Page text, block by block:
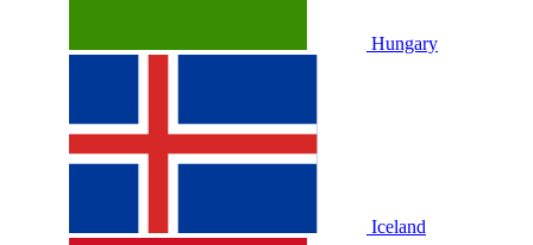
Hungary
Iceland